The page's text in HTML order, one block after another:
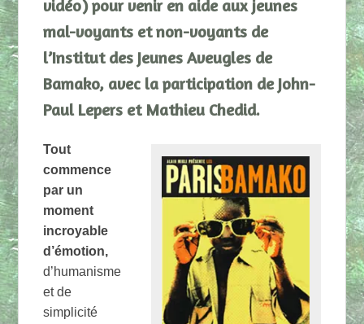
vidéo) pour venir en aide aux jeunes
mal-voyants et non-voyants de
l’Institut des Jeunes Aveugles de
Bamako, avec la participation de John-
Paul Lepers et Mathieu Chedid.
Tout
commence
par un
moment
incroyable
d’émotion,
d’humanisme
et de
simplicité